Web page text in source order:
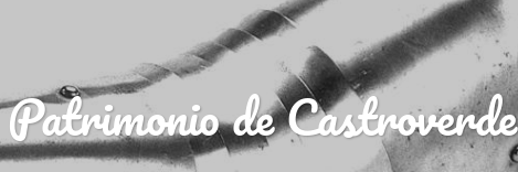
de Castroverde